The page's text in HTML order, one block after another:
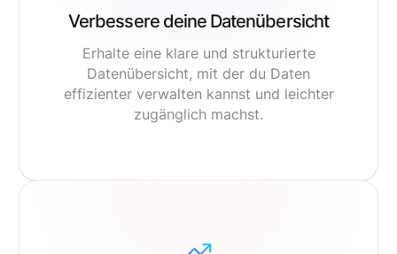
Verbessere deine Datenübersicht
Erhalte eine klare und strukturierte
Datenübersicht, mit der du Daten
effizienter verwalten kannst und leichter
zugänglich machst.